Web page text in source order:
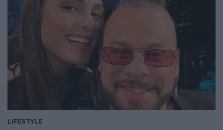
LIFESTYLE